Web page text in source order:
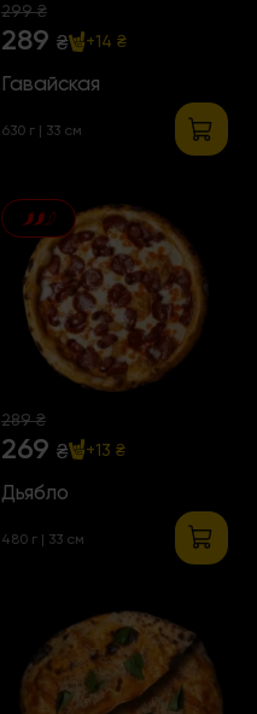
299 ₴
289 ₴ +14 ₴
Гавайская
630 г | 33 см
289 ₴
269 ₴ +13 ₴
Дьябло
480 г | 33 см